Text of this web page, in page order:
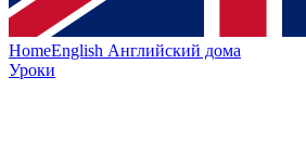
HomeEnglish Английский дома
Уроки